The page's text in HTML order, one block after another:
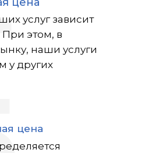
цена
услуг зависит
При этом, в
наши услуги
у других